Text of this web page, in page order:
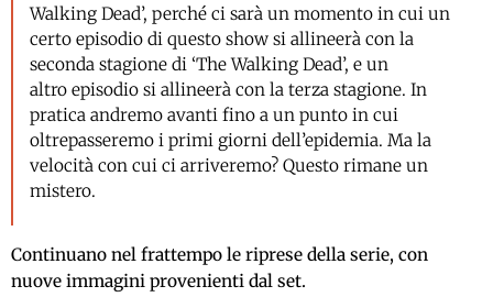
Walking Dead’, perché ci sarà un momento in cui un
certo episodio di questo show si allineerà con la
seconda stagione di ‘The Walking Dead’, e un
altro episodio si allineerà con la terza stagione. In
pratica andremo avanti fino a un punto in cui
oltrepasseremo i primi giorni dell’epidemia. Ma la
velocità con cui ci arriveremo? Questo rimane un
mistero.
Continuano nel frattempo le riprese della serie, con
nuove immagini provenienti dal set.